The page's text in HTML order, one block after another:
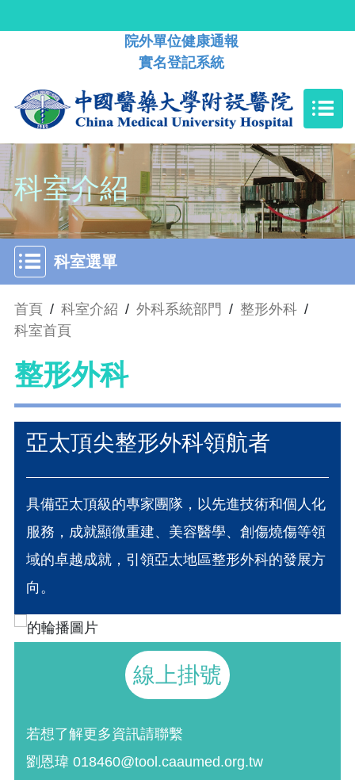
院外單位健康通報
實名登記系統
科室介紹
科室選單
首頁 / 科室介紹 / 外科系統部門 / 整形外科 /
科室首頁
整形外科
亞太頂尖整形外科領航者
具備亞太頂級的專家團隊，以先進技術和個人化
服務，成就顯微重建、美容醫學、創傷燒傷等領
域的卓越成就，引領亞太地區整形外科的發展方
向。
線上掛號
若想了解更多資訊請聯繫
劉恩瑋 018460@tool.caaumed.org.tw